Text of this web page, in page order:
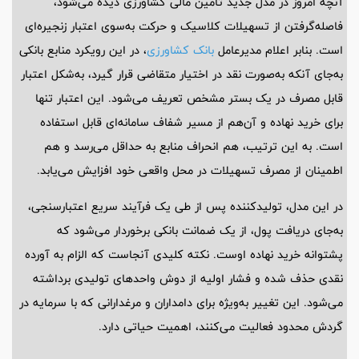
فاصله‌گرفتن از تسهیلات کلاسیک و حرکت به‌سوی اعتبار زنجیره‌ای
است. بنابر اعلام مدیرعامل بانک کشاورزی، در این رویکرد منابع بانکی
به‌جای آنکه به‌صورت نقد در اختیار متقاضی قرار گیرد، به‌شکل اعتبار
قابل مصرف در یک بستر مشخص تعریف می‌شود. این اعتبار تنها
برای خرید نهاده و آن‌هم از مسیر شفاف سامانه‌ای قابل استفاده
است. به این ترتیب، هم انحراف منابع به حداقل می‌رسد و هم
اطمینان از مصرف تسهیلات در محل واقعی خود افزایش می‌یابد.
در این مدل، تولیدکننده پس از طی یک فرآیند سریع اعتبارسنجی،
به‌جای دریافت پول، از یک ضمانت بانکی برخوردار می‌شود که
پشتوانه خرید نهاده اوست. نکته کلیدی آنجاست که الزام به آورده
نقدی حذف شده و فشار اولیه از دوش واحدهای تولیدی برداشته
می‌شود. این تغییر به‌ویژه برای دامداران و مرغدارانی که با سرمایه در
گردش محدود فعالیت می‌کنند، اهمیت حیاتی دارد.